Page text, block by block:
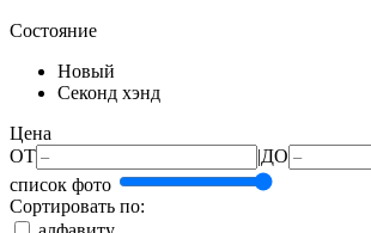
Состояние
Новый
Секонд хэнд
Цена
ОТ
|ДО
список фото
Сортировать по: